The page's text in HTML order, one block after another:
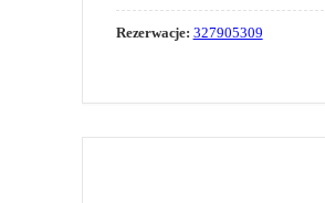
Rezerwacje: 327905309